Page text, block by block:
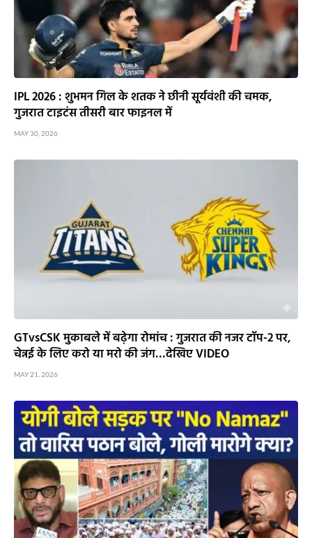
IPL 2026 : शुभमन गिल के शतक ने छीनी सूर्यवंशी की चमक,
गुजरात टाइटंस तीसरी बार फाइनल में
MAY 30, 2026
GTvsCSK मुकाबले में बढ़ेगा रोमांच : गुजरात की नजर टॉप-2 पर,
चेन्नई के लिए करो या मरो की जंग…देखिए VIDEO
MAY 21, 2026